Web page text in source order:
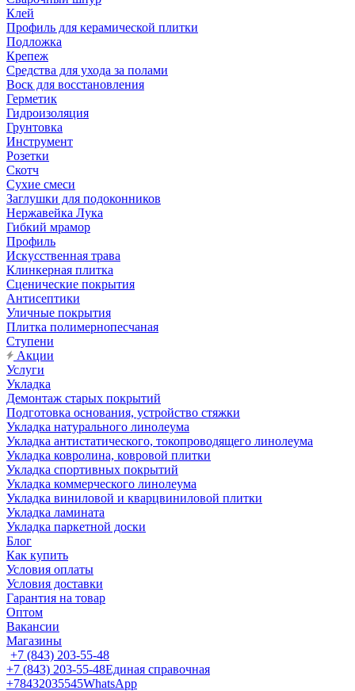
Клей
Профиль для керамической плитки
Подложка
Крепеж
Средства для ухода за полами
Воск для восстановления
Герметик
Гидроизоляция
Грунтовка
Инструмент
Розетки
Скотч
Сухие смеси
Заглушки для подоконников
Нержавейка Лука
Гибкий мрамор
Профиль
Искусственная трава
Клинкерная плитка
Сценические покрытия
Антисептики
Уличные покрытия
Плитка полимернопесчаная
Ступени
Акции
Услуги
Укладка
Демонтаж старых покрытий
Подготовка основания, устройство стяжки
Укладка натурального линолеума
Укладка антистатического, токопроводящего линолеума
Укладка ковролина, ковровой плитки
Укладка спортивных покрытий
Укладка коммерческого линолеума
Укладка виниловой и кварцвиниловой плитки
Укладка ламината
Укладка паркетной доски
Блог
Как купить
Условия оплаты
Условия доставки
Гарантия на товар
Оптом
Вакансии
Магазины
+7 (843) 203-55-48
+7 (843) 203-55-48Единая справочная
+78432035545WhatsApp